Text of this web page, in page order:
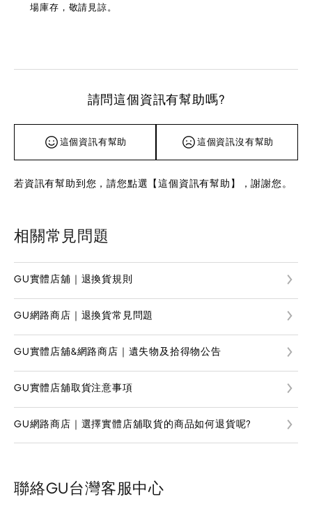
場庫存，敬請見諒。
請問這個資訊有幫助嗎?
這個資訊有幫助 這個資訊沒有幫助
若資訊有幫助到您，請您點選【這個資訊有幫助】，謝謝您。
相關常見問題
GU實體店舖｜退換貨規則
GU網路商店｜退換貨常見問題
GU實體店舖&網路商店｜遺失物及拾得物公告
GU實體店舖取貨注意事項
GU網路商店｜選擇實體店舖取貨的商品如何退貨呢?
聯絡GU台灣客服中心